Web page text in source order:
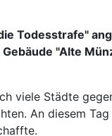
Todesstrafe"
"Alte
viele Städte
An diesem